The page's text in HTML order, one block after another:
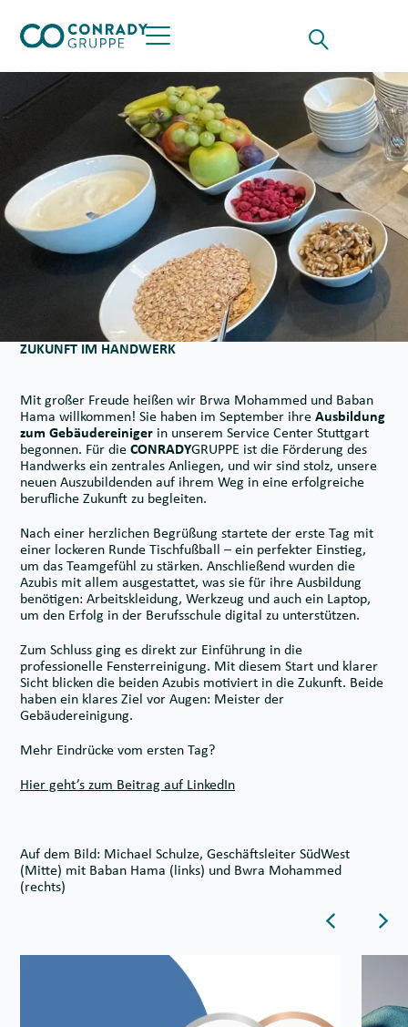
Suche für
Opens the
öffnet das Hauptmenü
ZUKUNFT IM HANDWERK
Mit großer Freude heißen wir Brwa Mohammed und Baban
Hama willkommen! Sie haben im September ihre Ausbildung
zum Gebäudereiniger in unserem Service Center Stuttgart
begonnen. Für die CONRADYGRUPPE ist die Förderung des
Handwerks ein zentrales Anliegen, und wir sind stolz, unsere
neuen Auszubildenden auf ihrem Weg in eine erfolgreiche
berufliche Zukunft zu begleiten.
Nach einer herzlichen Begrüßung startete der erste Tag mit
einer lockeren Runde Tischfußball – ein perfekter Einstieg,
um das Teamgefühl zu stärken. Anschließend wurden die
Azubis mit allem ausgestattet, was sie für ihre Ausbildung
benötigen: Arbeitskleidung, Werkzeug und auch ein Laptop,
um den Erfolg in der Berufsschule digital zu unterstützen.
Zum Schluss ging es direkt zur Einführung in die
professionelle Fensterreinigung. Mit diesem Start und klarer
Sicht blicken die beiden Azubis motiviert in die Zukunft. Beide
haben ein klares Ziel vor Augen: Meister der
Gebäudereinigung.
Mehr Eindrücke vom ersten Tag?
Hier geht’s zum Beitrag auf LinkedIn
Auf dem Bild: Michael Schulze, Geschäftsleiter SüdWest
(Mitte) mit Baban Hama (links) und Bwra Mohammed
(rechts)
Dieser